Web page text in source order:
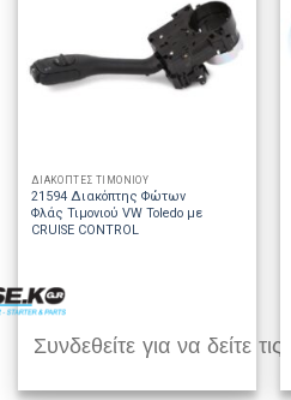
ΔΙΑΚΟΠΤΕΣ ΤΙΜΟΝΙΟΥ
21594 Διακόπτης Φώτων
Φλάς Τιμονιού VW Toledo με
CRUISE CONTROL
Συνδεθείτε για να δείτε τις